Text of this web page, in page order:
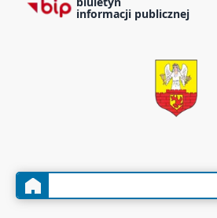
informacji publicznej